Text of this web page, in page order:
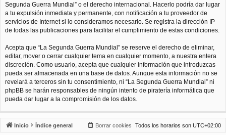
Segunda Guerra Mundial” o el derecho internacional. Hacerlo podría dar lugar
a tu expulsión inmediata y permanente, con notificación a tu proveedor de
servicios de Internet si lo consideramos necesario. Se registra la dirección IP
de todas las publicaciones para facilitar el cumplimiento de estas condiciones.
Acepta que “La Segunda Guerra Mundial” se reserve el derecho de eliminar,
editar, mover o cerrar cualquier tema en cualquier momento, a nuestra entera
discreción. Como usuario, acepta que cualquier información que introduzcas
pueda ser almacenada en una base de datos. Aunque esta información no se
revelará a terceros sin tu consentimiento, ni “La Segunda Guerra Mundial” ni
phpBB se harán responsables de ningún intento de piratería informática que
pueda dar lugar a la compromisión de los datos.
Inicio Índice general Todos los horarios son UTC+02:00
Borrar cookies